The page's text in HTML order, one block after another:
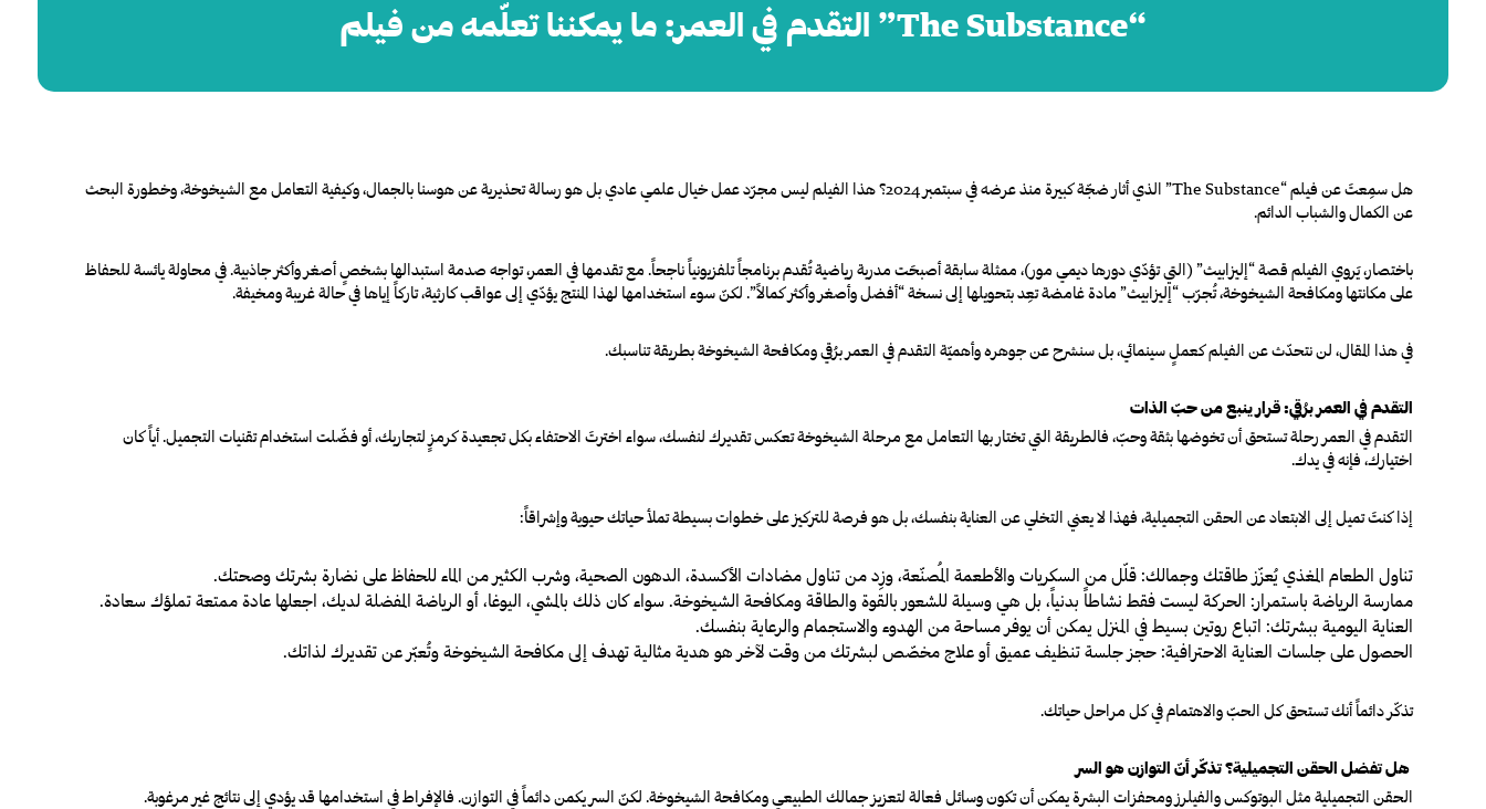
“The Substance” التقدم في العمر: ما يمكننا تعلّمه من فيلم
هل سمِعتَ عن فيلم “The Substance
” الذي أثار ضجّة كبيرة منذ عرضه في سبتمبر 2024؟ هذا الفيلم ليس مجرّد عمل خيال علمي عادي بل هو رسالة تحذيرية عن هوسنا بالجمال، وكيفية التعامل مع الشيخوخة، وخطورة البحث
عن الكمال والشباب الدائم.
باختصار، يَروي الفيلم قصة “إليزابيث” (التي تؤدّي دورها ديمي مور)، ممثلة سابقة أصبحَت مدربة رياضية تُقدم برنامجاً تلفزيونياً ناجحاً. مع تقدمها في العمر، تواجه صدمة استبدالها بشخصٍ أصغر وأكثر جاذبية. في محاولة يائسة للحفاظ
على مكانتها ومكافحة الشيخوخة، تُجرّب “إليزابيث” مادة غامضة تعِد بتحويلها إلى نسخة “أفضل وأصغر وأكثر كمالاً”. لكنّ سوء استخدامها لهذا المنتج يؤدّي إلى عواقب كارثية، تاركاً إياها في حالة غريبة ومخيفة.
في هذا المقال، لن نتحدّث عن الفيلم كعملٍ سينمائي، بل سنشرح عن جوهره وأهميّة التقدم في العمر برُقي ومكافحة الشيخوخة بطريقة تناسبك.
التقدم في العمر برُقي: قرار ينبع من حبّ الذات
التقدم في العمر رحلة تستحق أن تخوضها بثقة وحبّ، فالطريقة التي تختار بها التعامل مع مرحلة الشيخوخة تعكس تقديرك لنفسك، سواء اخترتَ الاحتفاء بكل تجعيدة كرمزٍ لتجاربك، أو فضّلت استخدام تقنيات التجميل. أياً كان
اختيارك، فإنه في يدك.
إذا كنتَ تميل إلى الابتعاد عن الحقن التجميلية، فهذا لا يعني التخلي عن العناية بنفسك، بل هو فرصة للتركيز على خطوات بسيطة تملأ حياتك حيوية وإشراقاً:
تناول الطعام المغذي يُعزّز طاقتك وجمالك: قلّل من السكريات والأطعمة المُصنّعة، وزِد من تناول مضادات الأكسدة، الدهون الصحية، وشرب الكثير من الماء للحفاظ على نضارة بشرتك وصحتك.
ممارسة الرياضة باستمرار: الحركة ليست فقط نشاطاً بدنياً، بل هي وسيلة للشعور بالقوة والطاقة ومكافحة الشيخوخة. سواء كان ذلك بالمشي، اليوغا، أو الرياضة المفضلة لديك، اجعلها عادة ممتعة تملؤك سعادة.
العناية اليومية ببشرتك: اتباع روتين بسيط في المنزل يمكن أن يوفر مساحة من الهدوء والاستجمام والرعاية بنفسك.
الحصول على جلسات العناية الاحترافية: حجز جلسة تنظيف عميق أو علاج مخصّص لبشرتك من وقت لآخر هو هدية مثالية تهدف إلى مكافحة الشيخوخة وتُعبّر عن تقديرك لذاتك.
تذكّر دائماً أنك تستحق كل الحبّ والاهتمام في كل مراحل حياتك.
هل تفضل الحقن التجميلية؟ تذكّر أنّ التوازن هو السر
الحقن التجميلية مثل البوتوكس والفيلرز ومحفزات البشرة يمكن أن تكون وسائل فعالة لتعزيز جمالك الطبيعي ومكافحة الشيخوخة. لكنّ السر يكمن دائماً في التوازن. فالإفراط في استخدامها قد يؤدي إلى نتائج غير مرغوبة.